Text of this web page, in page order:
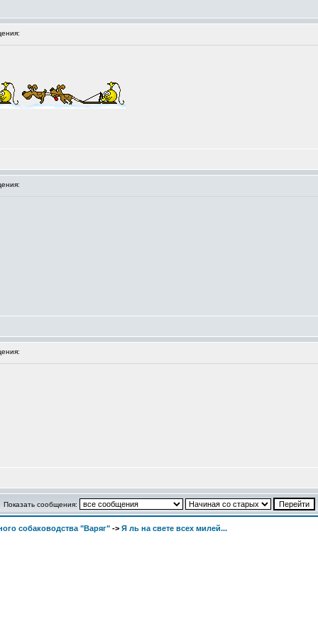
Показать сообщения:
собаководства "Варяг" -> Я ль на свете всех милей...